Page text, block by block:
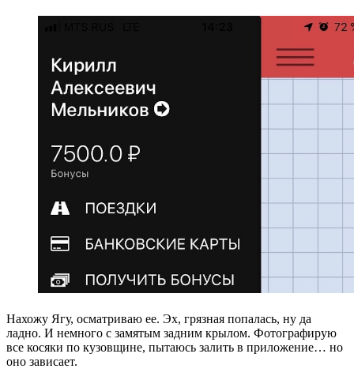
Нахожу Ягу, осматриваю ее. Эх, грязная попалась, ну да
ладно. И немного с замятым задним крылом. Фотографирую
все косяки по кузовщине, пытаюсь залить в приложение… но
оно зависает.